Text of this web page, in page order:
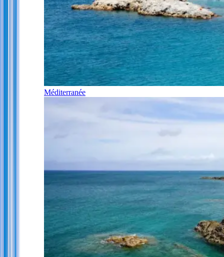
Méditerranée